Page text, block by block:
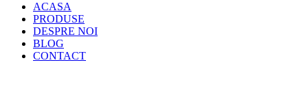
ACASA
PRODUSE
DESPRE NOI
BLOG
CONTACT